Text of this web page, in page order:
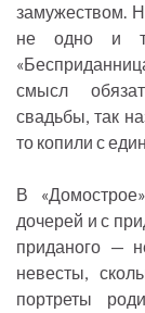
замужеством.
не одно и
смысл
свадьбы, так
то копили с
В
дочерей и с
приданого —
невесты,
портреты